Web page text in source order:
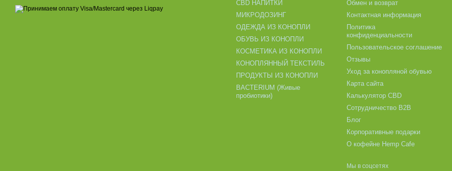
CBD НАПИТКИ
МИКРОДОЗИНГ
ОДЕЖДА ИЗ КОНОПЛИ
ОБУВЬ ИЗ КОНОПЛИ
КОСМЕТИКА ИЗ КОНОПЛИ
КОНОПЛЯННЫЙ ТЕКСТИЛЬ
ПРОДУКТЫ ИЗ КОНОПЛИ
BACTERIUM (Живые
пробиотики)
Обмен и возврат
Контактная информация
Политика
конфиденциальности
Пользовательское соглашение
Отзывы
Уход за конопляной обувью
Карта сайта
Калькулятор CBD
Сотрудничество B2B
Блог
Корпоративные подарки
О кофейне Hemp Cafe
Мы в соцсетях